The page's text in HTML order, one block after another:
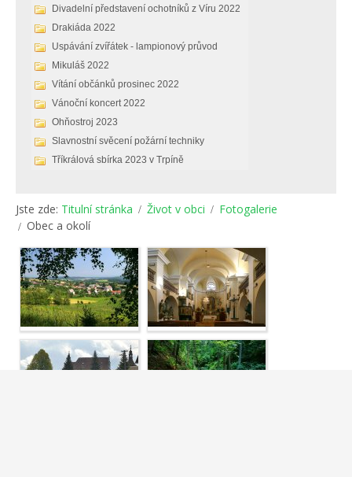
Divadelní představení ochotníků z Víru 2022
Drakiáda 2022
Uspávání zvířátek - lampionový průvod
Mikuláš 2022
Vítání občánků prosinec 2022
Vánoční koncert 2022
Ohňostroj 2023
Slavnostní svěcení požární techniky
Tříkrálová sbírka 2023 v Trpíně
Jste zde: Titulní stránka Život v obci
Fotogalerie
Obec a okolí